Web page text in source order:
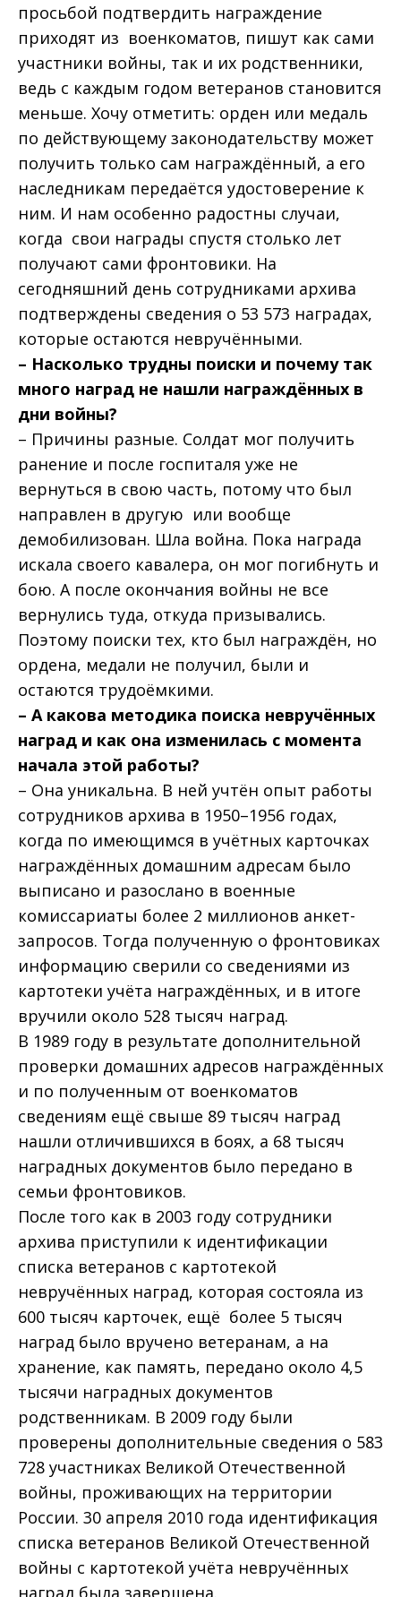
просьбой подтвердить награждение
приходят из военкоматов, пишут как сами
участники войны, так и их родственники,
ведь с каждым годом ветеранов становится
меньше. Хочу отметить: орден или медаль
по действующему законодательству может
получить только сам награждённый, а его
наследникам передаётся удостоверение к
ним. И нам особенно радостны случаи,
когда свои награды спустя столько лет
получают сами фронтовики. На
сегодняшний день сотрудниками архива
подтверждены сведения о 53 573 наградах,
которые остаются невручёнными.
– Насколько трудны поиски и почему так
много наград не нашли награждённых в
дни войны?
– Причины разные. Солдат мог получить
ранение и после госпиталя уже не
вернуться в свою часть, потому что был
направлен в другую или вообще
демобилизован. Шла война. Пока награда
искала своего кавалера, он мог погибнуть и
бою. А после окончания войны не все
вернулись туда, откуда призывались.
Поэтому поиски тех, кто был награждён, но
ордена, медали не получил, были и
остаются трудоёмкими.
– А какова методика поиска невручённых
наград и как она изменилась с момента
начала этой работы?
– Она уникальна. В ней учтён опыт работы
сотрудников архива в 1950–1956 годах,
когда по имеющимся в учётных карточках
награждённых домашним адресам было
выписано и разослано в военные
комиссариаты более 2 миллионов анкет-
запросов. Тогда полученную о фронтовиках
информацию сверили со сведениями из
картотеки учёта награждённых, и в итоге
вручили около 528 тысяч наград.
В 1989 году в результате дополнительной
проверки домашних адресов награждённых
и по полученным от военкоматов
сведениям ещё свыше 89 тысяч наград
нашли отличившихся в боях, а 68 тысяч
наградных документов было передано в
семьи фронтовиков.
После того как в 2003 году сотрудники
архива приступили к идентификации
списка ветеранов с картотекой
невручённых наград, которая состояла из
600 тысяч карточек, ещё более 5 тысяч
наград было вручено ветеранам, а на
хранение, как память, передано около 4,5
тысячи наградных документов
родственникам. В 2009 году были
проверены дополнительные сведения о 583
728 участниках Великой Отечественной
войны, проживающих на территории
России. 30 апреля 2010 года идентификация
списка ветеранов Великой Отечественной
войны с картотекой учёта невручённых
наград была завершена.